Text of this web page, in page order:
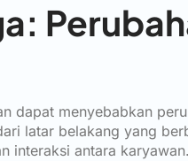
dapat menyebabkan
latar belakang yang
interaksi antara karyawan.